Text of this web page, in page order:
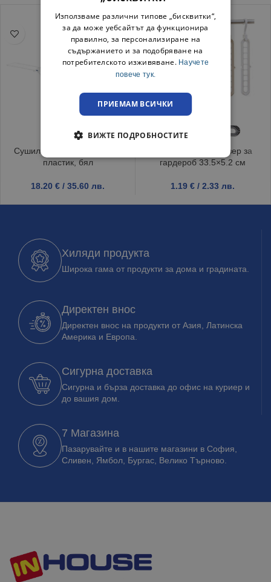
Сушилник за дрехи Фактор
пластик, бял
18.20 € / 35.60 лв.
Закачалка органайзер за
гардероб 33.5×5.2 см
1.19 € / 2.33 лв.
Хиляди продукта
Широка гама от продукти за дома и градината.
Директен внос
Директен внос на продукти от Азия, Латинска
Америка и Европа.
Сигурна доставка
Сигурна и бърза доставка до офис на куриер и
до вашия дом.
7 Магазина
Пазарувайте и в нашите магазини в София,
Сливен, Ямбол, Бургас, Велико Търново.
Използваме различни типове „бисквитки“,
за да може уебсайтът да функционира
правилно, за персонализиране на
съдържанието и за подобряване на
потребителското изживяване. Научете
повече тук.
ПРИЕМАМ ВСИЧКИ
ВИЖТЕ ПОДРОБНОСТИТЕ